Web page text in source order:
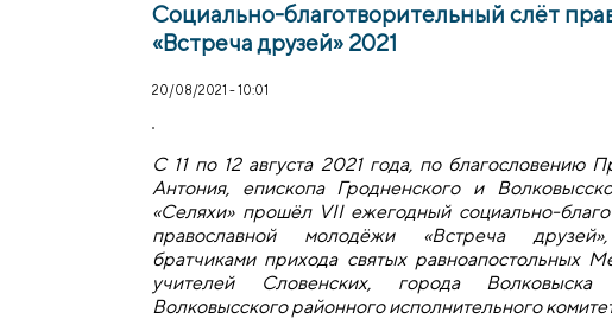
Социально-благотворительный слёт
«Встреча друзей» 2021
20/08/2021 - 10:01
С 11 по 12 августа 2021 года, по благословению
Антония, епископа Гродненского и
«Селяхи» прошёл VІІ ежегодный социально-
православной молодёжи «Встреча друзей»,
братчиками прихода святых равноапостольных
учителей Словенских, города
Волковысского районного исполнительного